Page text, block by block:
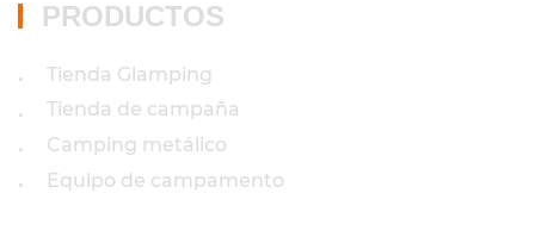
PRODUCTOS
• Tienda Glamping
• Tienda de campaña
• Camping metálico
• Equipo de campamento